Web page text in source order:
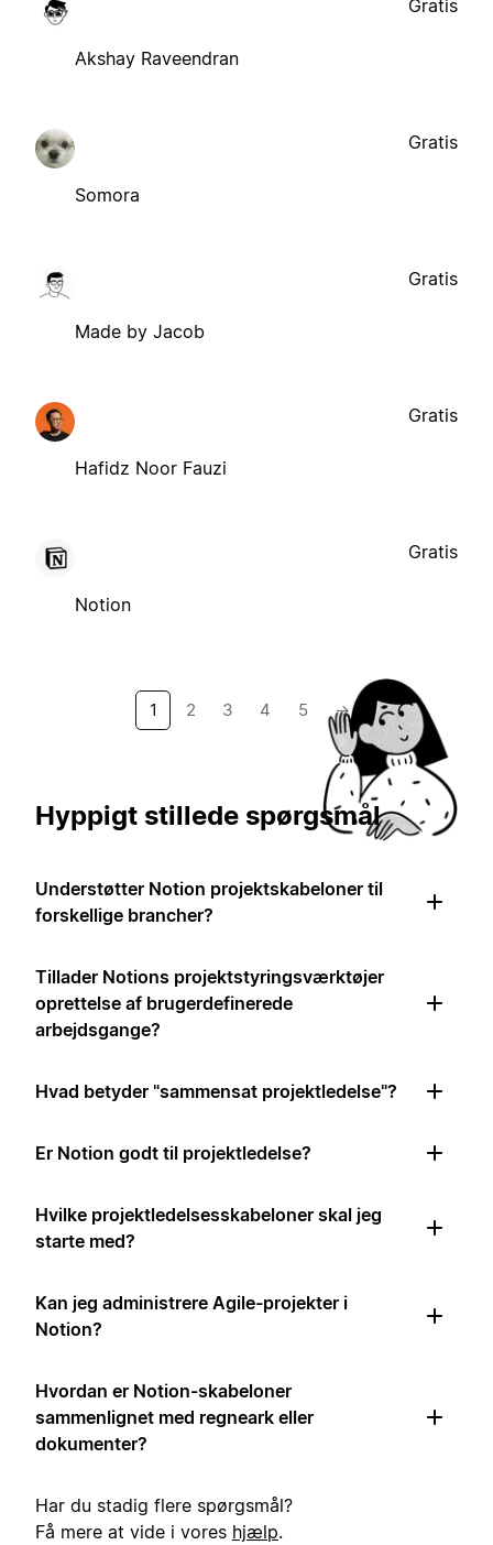
Akshay Raveendran
Gratis
Somora
Gratis
Made by Jacob
Gratis
Hafidz Noor Fauzi
Gratis
Notion
Gratis
1 2 3 4 5 →
Hyppigt stillede spørgsmål
Understøtter Notion projektskabeloner til
forskellige brancher?
Tillader Notions projektstyringsværktøjer
oprettelse af brugerdefinerede
arbejdsgange?
Hvad betyder "sammensat projektledelse"?
Er Notion godt til projektledelse?
Hvilke projektledelsesskabeloner skal jeg
starte med?
Kan jeg administrere Agile-projekter i
Notion?
Hvordan er Notion-skabeloner
sammenlignet med regneark eller
dokumenter?
Har du stadig flere spørgsmål?
Få mere at vide i vores hjælp.